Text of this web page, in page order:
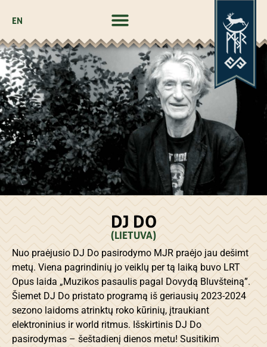
EN
DJ DO
(LIETUVA)
Nuo praėjusio DJ Do pasirodymo MJR praėjo jau dešimt
metų. Viena pagrindinių jo veiklų per tą laiką buvo LRT
Opus laida „Muzikos pasaulis pagal Dovydą Bluvšteiną”.
Šiemet DJ Do pristato programą iš geriausių 2023-2024
sezono laidoms atrinktų roko kūrinių, įtraukiant
elektroninius ir world ritmus. Išskirtinis DJ Do
pasirodymas – šeštadienį dienos metu! Susitikim